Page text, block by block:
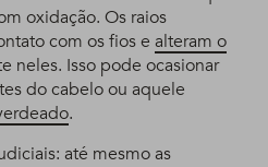
oxidação. Os raios
com os fios e alteram o
neles. Isso pode ocasionar
do cabelo ou aquele
.
até mesmo as